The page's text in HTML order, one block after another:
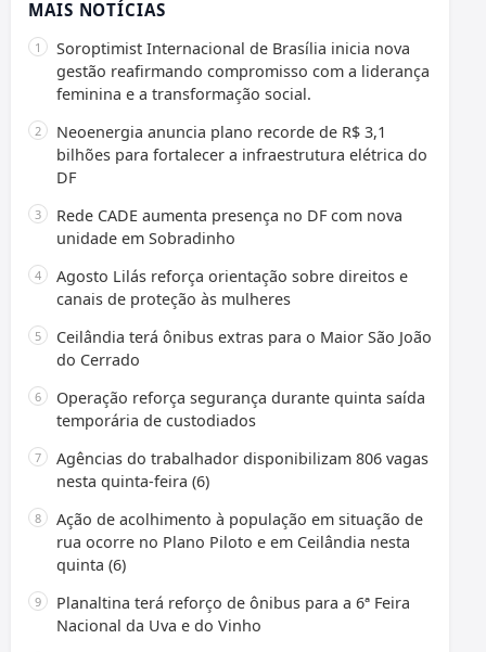
MAIS NOTÍCIAS
Soroptimist Internacional de Brasília inicia nova
gestão reafirmando compromisso com a liderança
feminina e a transformação social.
Neoenergia anuncia plano recorde de R$ 3,1
bilhões para fortalecer a infraestrutura elétrica do
DF
Rede CADE aumenta presença no DF com nova
unidade em Sobradinho
Agosto Lilás reforça orientação sobre direitos e
canais de proteção às mulheres
Ceilândia terá ônibus extras para o Maior São João
do Cerrado
Operação reforça segurança durante quinta saída
temporária de custodiados
Agências do trabalhador disponibilizam 806 vagas
nesta quinta-feira (6)
Ação de acolhimento à população em situação de
rua ocorre no Plano Piloto e em Ceilândia nesta
quinta (6)
Planaltina terá reforço de ônibus para a 6ª Feira
Nacional da Uva e do Vinho